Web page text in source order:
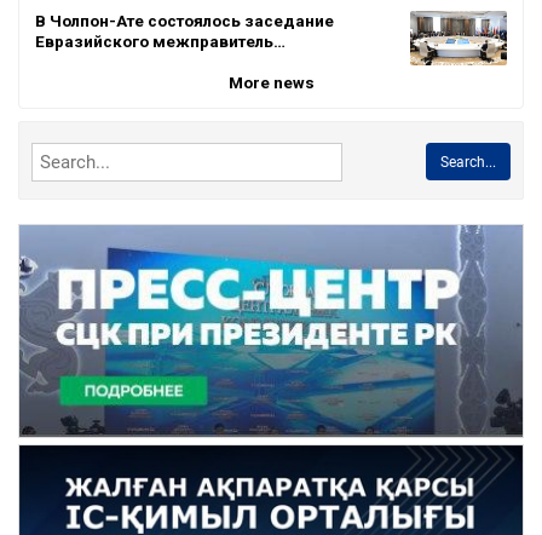
В Чолпон-Ате состоялось заседание
Евразийского межправитель…
More news
Search...